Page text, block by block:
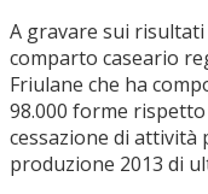
A gravare sui risultati
comparto caseario
Friulane che ha
98.000 forme rispetto
cessazione di attività
produzione 2013 di